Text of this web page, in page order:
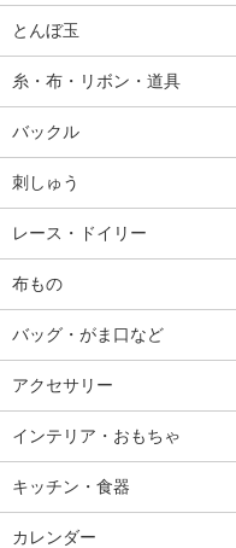
とんぼ玉
糸・布・リボン・道具
バックル
刺しゅう
レース・ドイリー
布もの
バッグ・がま口など
アクセサリー
インテリア・おもちゃ
キッチン・食器
カレンダー